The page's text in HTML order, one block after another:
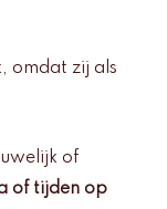
omdat zij als
of
of tijden op